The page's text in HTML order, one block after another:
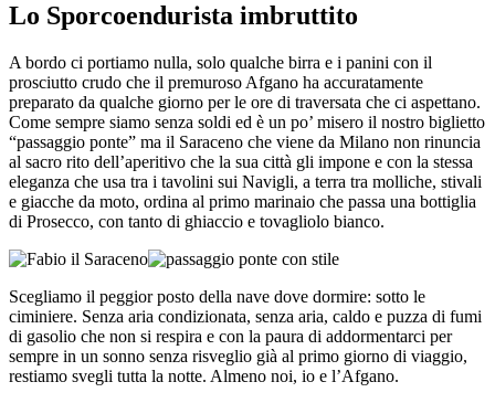
Lo Sporcoendurista imbruttito
A bordo ci portiamo nulla, solo qualche birra e i panini con il
prosciutto crudo che il premuroso Afgano ha accuratamente
preparato da qualche giorno per le ore di traversata che ci aspettano.
Come sempre siamo senza soldi ed è un po’ misero il nostro biglietto
“passaggio ponte” ma il Saraceno che viene da Milano non rinuncia
al sacro rito dell’aperitivo che la sua città gli impone e con la stessa
eleganza che usa tra i tavolini sui Navigli, a terra tra molliche, stivali
e giacche da moto, ordina al primo marinaio che passa una bottiglia
di Prosecco, con tanto di ghiaccio e tovagliolo bianco.
Scegliamo il peggior posto della nave dove dormire: sotto le
ciminiere. Senza aria condizionata, senza aria, caldo e puzza di fumi
di gasolio che non si respira e con la paura di addormentarci per
sempre in un sonno senza risveglio già al primo giorno di viaggio,
restiamo svegli tutta la notte. Almeno noi, io e l’Afgano.